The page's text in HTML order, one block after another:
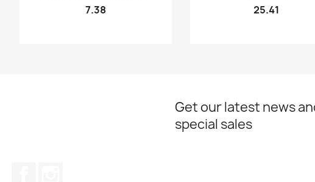
7.38 25.41
Get our latest news
special sales